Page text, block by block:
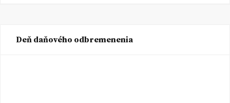
Deň daňového odbremenenia